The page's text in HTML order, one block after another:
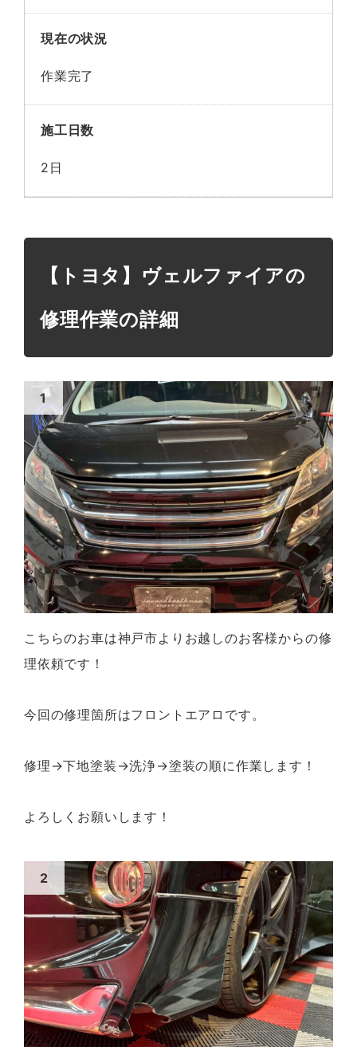
現在の状況
作業完了
施工日数
2日
【トヨタ】ヴェルファイアの
修理作業の詳細
こちらのお車は神戸市よりお越しのお客様からの修
理依頼です！
今回の修理箇所はフロントエアロです。
修理→下地塗装→洗浄→塗装の順に作業します！
よろしくお願いします！